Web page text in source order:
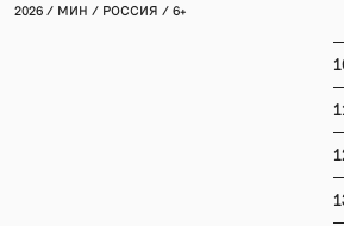
2026 / МИН / РОССИЯ / 6+